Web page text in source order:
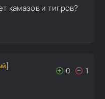
камазов и тигров?
] 0 1